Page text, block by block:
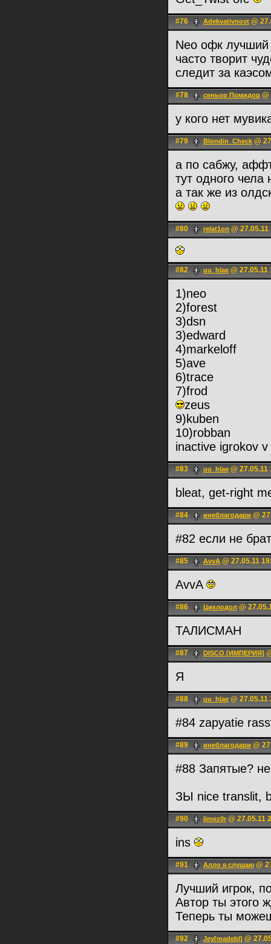
#76 Adekvativnost @
Neo офк лучший
часто творит
следит за
#78 сеньoр Помидор @
у кого нет
#79 Blondin_Check @
а по сабжу,
тут одного
а так же из
#80 relat1on @ 27.05.11
#82 uu_hlae @ 27.05.11
1)neo
2)forest
3)dsn
3)edward
4)markeloff
5)ave
6)trace
7)frod
zeus
9)kuben
10)robban
inactive igrokov
#83 uu_hlae @ 27.05.11
bleat, get-right
#84 инеблагодари @
#82 если не
#85 AvvA @ 27.05.11
AvvA
#86 Циклодол @
ТАЛИСМАН
#87 DISCO [ИМПЕРИЯ]
Я
#88 uu_hlae @ 27.05.11
#84 zapyatie
#89 инеблагодари @
#88 Запятые?
ЗЫ nice translit,
#90 limez0r @ 27.05.11
ins
#91 Алло я слушаю @
Лучший игрок,
Автор ты этого
Теперь ты
#92 Jey[madebl] @